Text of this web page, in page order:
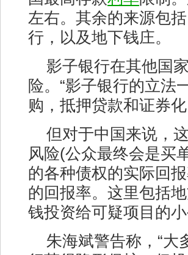
左右。其余的来源包
行，以及地下钱庄。
影子银行在其他国
险。“影子银行的立法
购，抵押贷款和证券化
但对于中国来说，
风险(公众最终会是买
的各种债权的实际回
的回报率。这里包括
钱投资给可疑项目的小
朱海斌警告称，“大